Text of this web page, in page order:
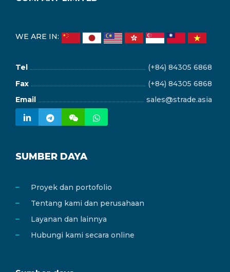
WE ARE IN:
Tel
(+84) 84305 6868
Fax
(+84) 84305 6868
Email
sales@strade.asia
SUMBER DAYA
Proyek dan portofolio
Tentang kami dan perusahaan
Layanan dan lainnya
Hubungi kami secara online